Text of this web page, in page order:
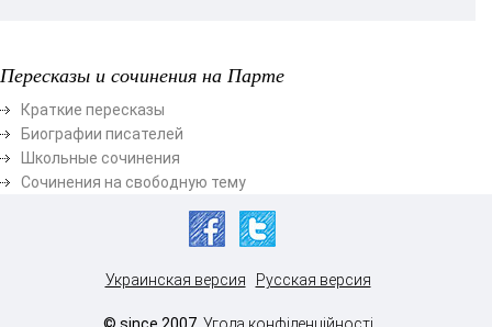
Пересказы и сочинения на Парте
Краткие пересказы
Биографии писателей
Школьные сочинения
Сочинения на свободную тему
Украинская версия Русская версия
© since 2007. Угода конфіденційності